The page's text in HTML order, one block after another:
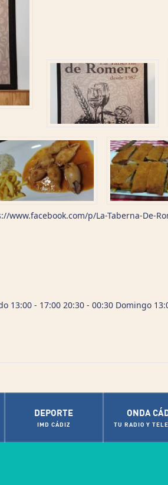
www.facebook.com/p/La-Taberna-De-
13:00 - 17:00 20:30 - 00:30 Domingo
DEPORTE
IMD CÁDIZ
ONDA
TU RADIO Y